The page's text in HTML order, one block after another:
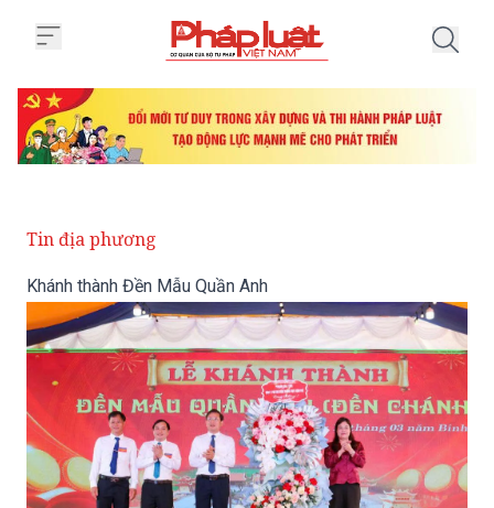
Tin địa phương
Khánh thành Đền Mẫu Quần Anh